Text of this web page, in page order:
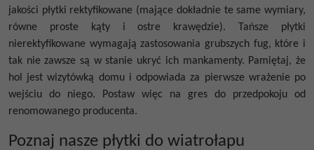
jakości płytki rektyfikowane (mające dokładnie te same wymiary,
równe proste kąty i ostre krawędzie). Tańsze płytki
nierektyfikowane wymagają zastosowania grubszych fug, które i
tak nie zawsze są w stanie ukryć ich mankamenty. Pamiętaj, że
hol jest wizytówką domu i odpowiada za pierwsze wrażenie po
wejściu do niego. Postaw więc na gres do przedpokoju od
renomowanego producenta.
Poznaj nasze płytki do wiatrołapu